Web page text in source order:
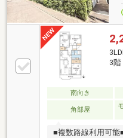
3
南向き
角部屋
■複数路線利用可能